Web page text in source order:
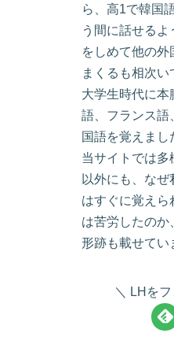
ら、高1で韓国
う間に話せる
をしめて他の外
まくるも相次い
大学生時代に本
語、フランス語
国語を覚えまし
当サイトでは多
以外にも、なぜ
はすぐに覚えら
は苦労したのか
形跡も載せてい
LHを